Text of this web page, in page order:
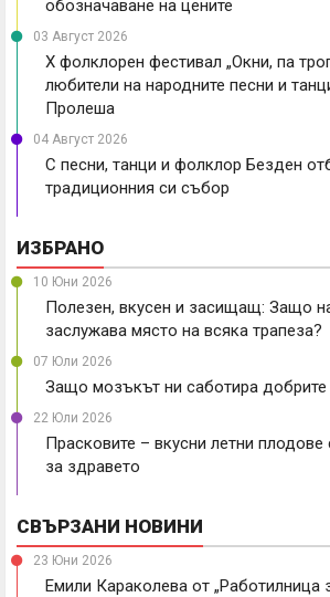
обозначаване на цените
03 Август 2026
X фолклорен фестивал „Окни, па
любители на народните песни и
Пролеша
04 Август 2026
С песни, танци и фолклор Безден
традиционния си събор
ИЗБРАНО
10 Юни 2026
Полезен, вкусен и засищащ: Защо
заслужава място на всяка трапеза?
07 Юли 2026
Защо мозъкът ни саботира добрите
22 Юли 2026
Прасковите – вкусни летни плодове
за здравето
СВЪРЗАНИ НОВИНИ
23 Юни 2026
Емили Караколева от „Работилница